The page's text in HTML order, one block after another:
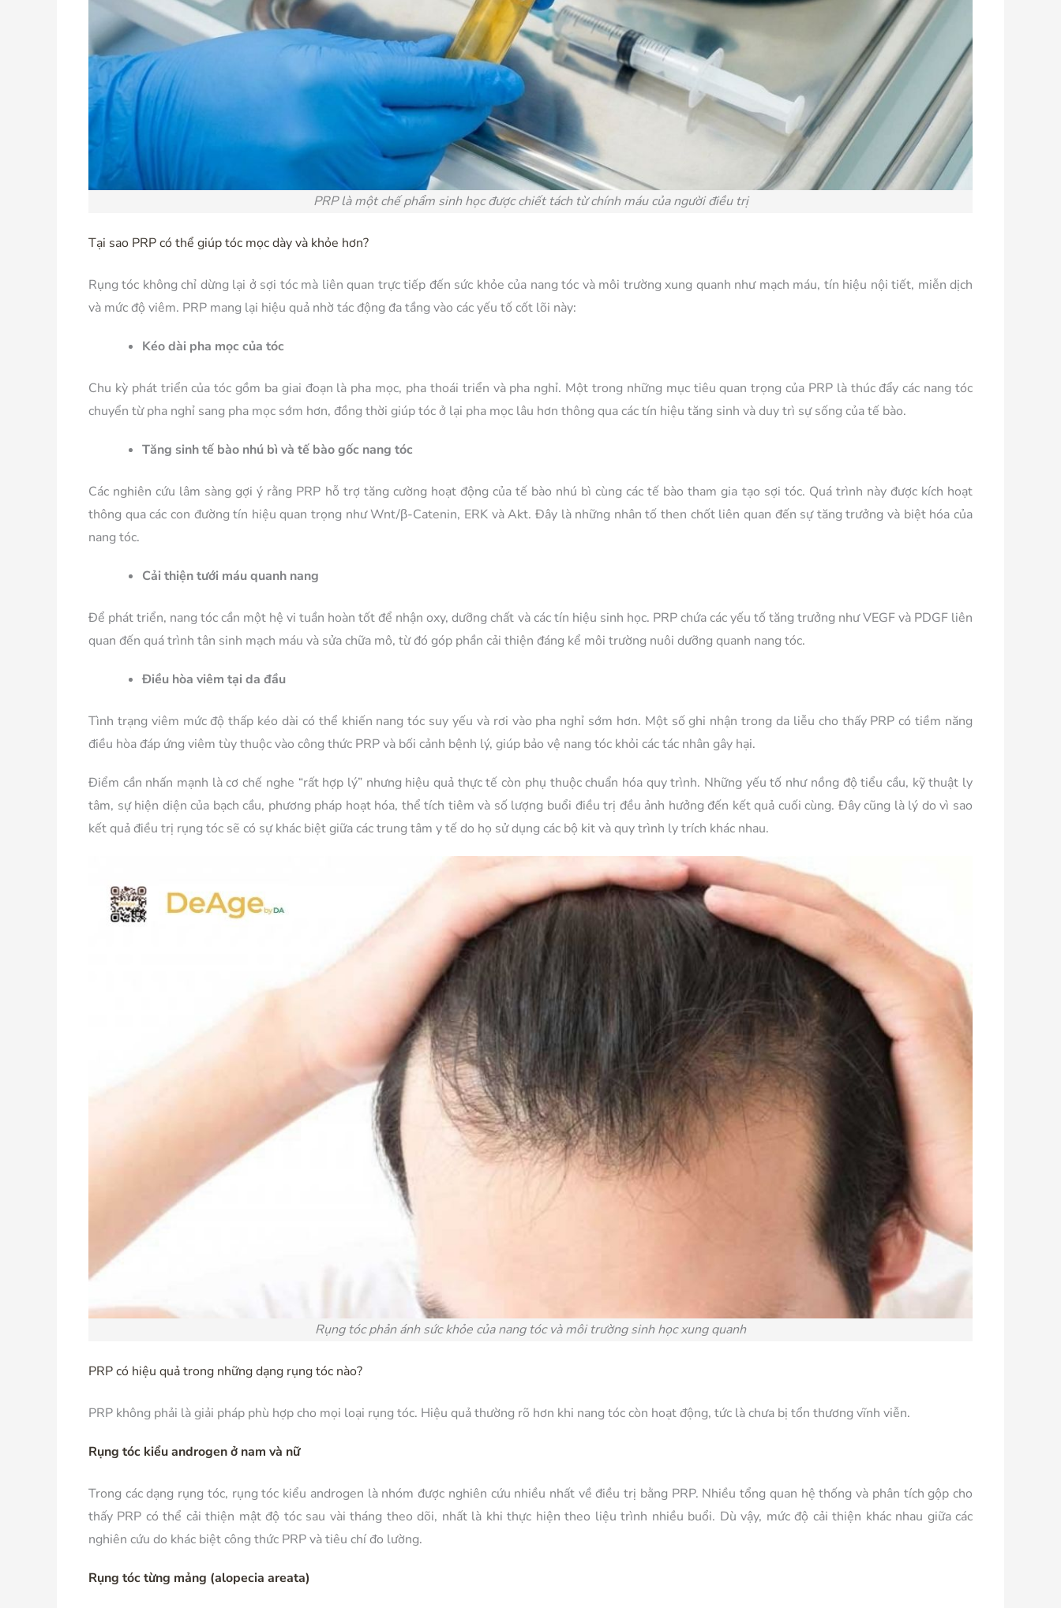
PRP là một chế phẩm sinh học được chiết tách từ chính máu của người điều trị
Tại sao PRP có thể giúp tóc mọc dày và khỏe hơn?
Rụng tóc không chỉ dừng lại ở sợi tóc mà liên quan trực tiếp đến sức khỏe của nang tóc và môi trường xung quanh như mạch máu, tín hiệu nội tiết, miễn dịch
và mức độ viêm. PRP mang lại hiệu quả nhờ tác động đa tầng vào các yếu tố cốt lõi này:
Kéo dài pha mọc của tóc
Chu kỳ phát triển của tóc gồm ba giai đoạn là pha mọc, pha thoái triển và pha nghỉ. Một trong những mục tiêu quan trọng của PRP là thúc đẩy các nang tóc
chuyển từ pha nghỉ sang pha mọc sớm hơn, đồng thời giúp tóc ở lại pha mọc lâu hơn thông qua các tín hiệu tăng sinh và duy trì sự sống của tế bào.
Tăng sinh tế bào nhú bì và tế bào gốc nang tóc
Các nghiên cứu lâm sàng gợi ý rằng PRP hỗ trợ tăng cường hoạt động của tế bào nhú bì cùng các tế bào tham gia tạo sợi tóc. Quá trình này được kích hoạt
thông qua các con đường tín hiệu quan trọng như Wnt/β-Catenin, ERK và Akt. Đây là những nhân tố then chốt liên quan đến sự tăng trưởng và biệt hóa của
nang tóc.
Cải thiện tưới máu quanh nang
Để phát triển, nang tóc cần một hệ vi tuần hoàn tốt để nhận oxy, dưỡng chất và các tín hiệu sinh học. PRP chứa các yếu tố tăng trưởng như VEGF và PDGF liên
quan đến quá trình tân sinh mạch máu và sửa chữa mô, từ đó góp phần cải thiện đáng kể môi trường nuôi dưỡng quanh nang tóc.
Điều hòa viêm tại da đầu
Tình trạng viêm mức độ thấp kéo dài có thể khiến nang tóc suy yếu và rơi vào pha nghỉ sớm hơn. Một số ghi nhận trong da liễu cho thấy PRP có tiềm năng
điều hòa đáp ứng viêm tùy thuộc vào công thức PRP và bối cảnh bệnh lý, giúp bảo vệ nang tóc khỏi các tác nhân gây hại.
Điểm cần nhấn mạnh là cơ chế nghe “rất hợp lý” nhưng hiệu quả thực tế còn phụ thuộc chuẩn hóa quy trình. Những yếu tố như nồng độ tiểu cầu, kỹ thuật ly
tâm, sự hiện diện của bạch cầu, phương pháp hoạt hóa, thể tích tiêm và số lượng buổi điều trị đều ảnh hưởng đến kết quả cuối cùng. Đây cũng là lý do vì sao
kết quả điều trị rụng tóc sẽ có sự khác biệt giữa các trung tâm y tế do họ sử dụng các bộ kit và quy trình ly trích khác nhau.
Rụng tóc phản ánh sức khỏe của nang tóc và môi trường sinh học xung quanh
PRP có hiệu quả trong những dạng rụng tóc nào?
PRP không phải là giải pháp phù hợp cho mọi loại rụng tóc. Hiệu quả thường rõ hơn khi nang tóc còn hoạt động, tức là chưa bị tổn thương vĩnh viễn.
Rụng tóc kiểu androgen ở nam và nữ
Trong các dạng rụng tóc, rụng tóc kiểu androgen là nhóm được nghiên cứu nhiều nhất về điều trị bằng PRP. Nhiều tổng quan hệ thống và phân tích gộp cho
thấy PRP có thể cải thiện mật độ tóc sau vài tháng theo dõi, nhất là khi thực hiện theo liệu trình nhiều buổi. Dù vậy, mức độ cải thiện khác nhau giữa các
nghiên cứu do khác biệt công thức PRP và tiêu chí đo lường.
Rụng tóc từng mảng (alopecia areata)